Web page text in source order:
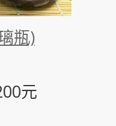
瓶)
元